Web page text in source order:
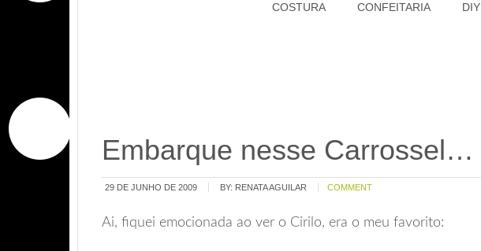
COSTURA CONFEITARIA DIY
Embarque nesse Carrossel…
29 DE JUNHO DE 2009 BY: RENATA AGUILAR COMMENT
Ai, fiquei emocionada ao ver o Cirilo, era o meu favorito: